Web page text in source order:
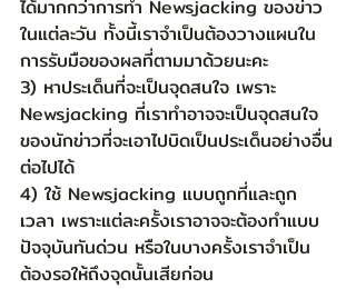
ได้มากกว่าการทำ Newsjacking ของข่าว
ในแต่ละวัน ทั้งนี้เราจำเป็นต้องวางแผนใน
การรับมือของผลที่ตามมาด้วยนะคะ
3) หาประเด็นที่จะเป็นจุดสนใจ เพราะ
Newsjacking ที่เราทำอาจจะเป็นจุดสนใจ
ของนักข่าวที่จะเอาไปบิดเป็นประเด็นอย่างอื่น
ต่อไปได้
4) ใช้ Newsjacking แบบถูกที่และถูก
เวลา เพราะแต่ละครั้งเราอาจจะต้องทำแบบ
ปัจจุบันทันด่วน หรือในบางครั้งเราจำเป็น
ต้องรอให้ถึงจุดนั้นเสียก่อน